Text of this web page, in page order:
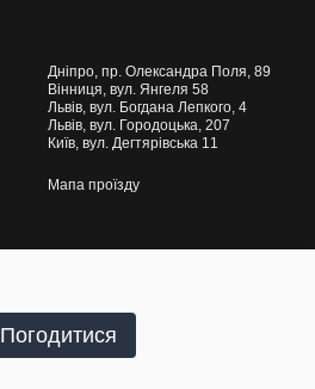
Дніпро, пр. Олександра Поля, 89
Вінниця, вул. Янгеля 58
Львів, вул. Богдана Лепкого, 4
Львів, вул. Городоцька, 207
Київ, вул. Дегтярівська 11
Мапа проїзду
Погодитися